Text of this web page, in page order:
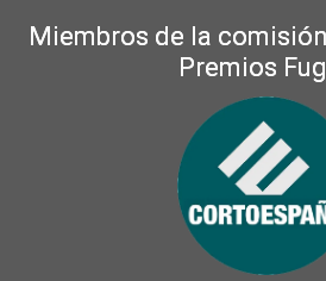
Miembros de la
Premios